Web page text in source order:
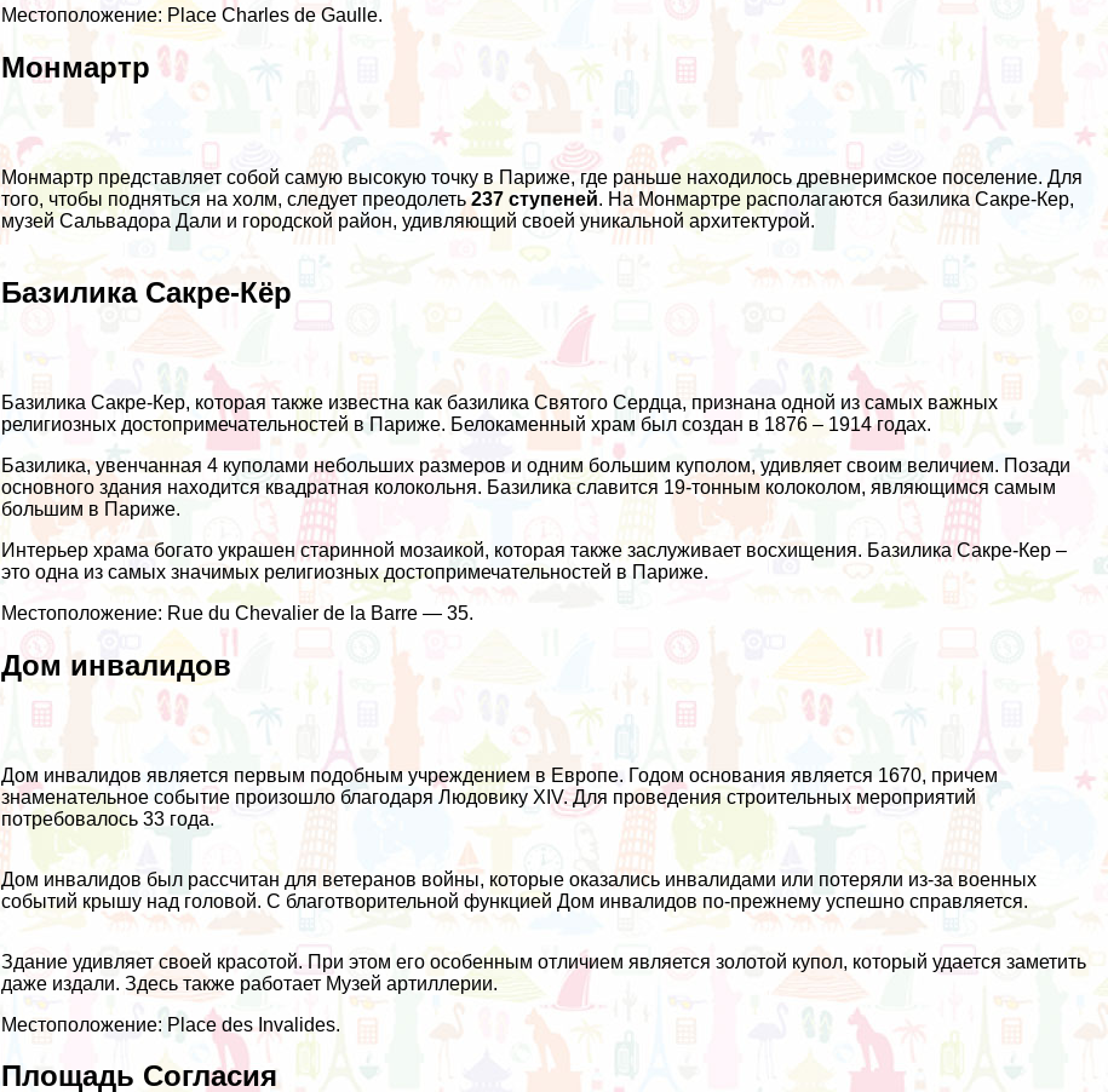
Местоположение: Place Charles de Gaulle.
Монмартр
Монмартр представляет собой самую высокую точку в Париже, где раньше находилось древнеримское поселение. Для
того, чтобы подняться на холм, следует преодолеть237 ступеней. На Монмартре располагаются базилика Сакре-Кер,
музей Сальвадора Дали и городской район, удивляющий своей уникальной архитектурой.
Базилика Сакре-Кёр
Базилика Сакре-Кер, которая также известна как базилика Святого Сердца, признана одной из самых важных
религиозных достопримечательностей в Париже. Белокаменный храм был создан в 1876 – 1914 годах.
Базилика, увенчанная 4 куполами небольших размеров и одним большим куполом, удивляет своим величием. Позади
основного здания находится квадратная колокольня. Базилика славится 19-тонным колоколом, являющимся самым
большим в Париже.
Интерьер храма богато украшен старинной мозаикой, которая также заслуживает восхищения. Базилика Сакре-Кер –
это одна из самых значимых религиозных достопримечательностей в Париже.
Местоположение: Rue du Chevalier de la Barre — 35.
Дом инвалидов
Дом инвалидов является первым подобным учреждением в Европе. Годом основания является 1670, причем
знаменательное событие произошло благодаря Людовику XIV. Для проведения строительных мероприятий
потребовалось 33 года.
Дом инвалидов был рассчитан для ветеранов войны, которые оказались инвалидами или потеряли из-за военных
событий крышу над головой. С благотворительной функцией Дом инвалидов по-прежнему успешно справляется.
Здание удивляет своей красотой. При этом его особенным отличием является золотой купол, который удается заметить
даже издали. Здесь также работает Музей артиллерии.
Местоположение: Place des Invalides.
Площадь Согласия